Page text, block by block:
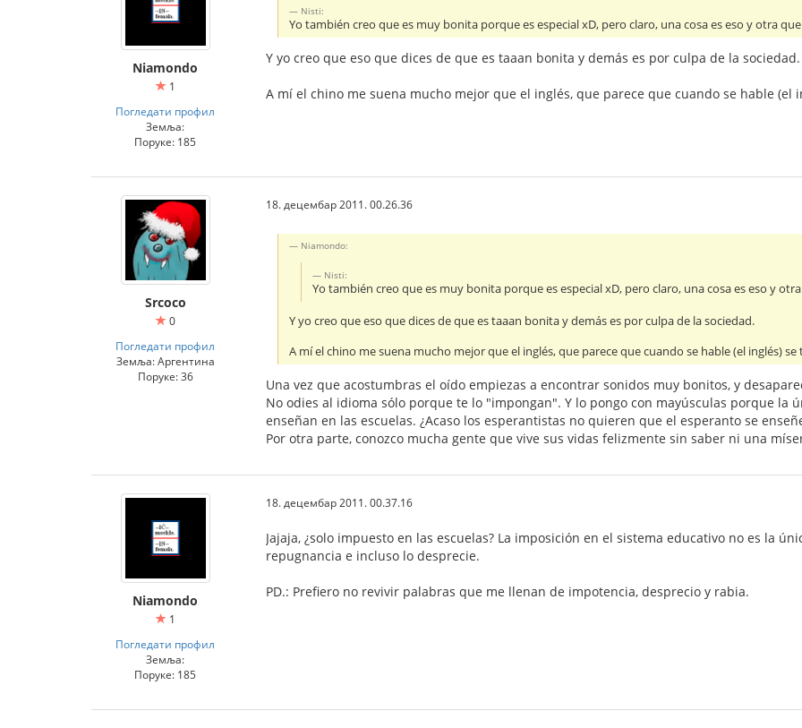
Niamondo
1
Погледати профил
Земља:
Поруке: 185
Nisti:
Yo también creo que es muy bonita porque es especial xD, pero claro, una cosa es eso y otra
Y yo creo que eso que dices de que es taaan bonita y demás es por culpa de la sociedad.
A mí el chino me suena mucho mejor que el inglés, que parece que cuando se hable (el
Srcoco
0
Погледати профил
Земља: Аргентина
Поруке: 36
18. децембар 2011. 00.26.36
Niamondo:
Nisti:
Yo también creo que es muy bonita porque es especial xD, pero claro, una cosa es eso y
Y yo creo que eso que dices de que es taaan bonita y demás es por culpa de la sociedad.
A mí el chino me suena mucho mejor que el inglés, que parece que cuando se hable (el inglés)
Una vez que acostumbras el oído empiezas a encontrar sonidos muy bonitos, y
No odies al idioma sólo porque te lo "impongan". Y lo pongo con mayúsculas porque la
enseñan en las escuelas. ¿Acaso los esperantistas no quieren que el esperanto se
Por otra parte, conozco mucha gente que vive sus vidas felizmente sin saber ni una
Niamondo
1
Погледати профил
Земља:
Поруке: 185
18. децембар 2011. 00.37.16
Jajaja, ¿solo impuesto en las escuelas? La imposición en el sistema educativo no es la
repugnancia e incluso lo desprecie.
PD.: Prefiero no revivir palabras que me llenan de impotencia, desprecio y rabia.